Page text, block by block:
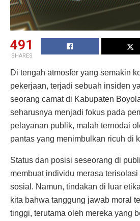
491
SHARES
Di tengah atmosfer yang semakin
pekerjaan, terjadi sebuah insiden
seorang camat di Kabupaten
seharusnya menjadi fokus pada
pelayanan publik, malah ternodai
pantas yang menimbulkan ricuh di
Status dan posisi seseorang di
membuat individu merasa
sosial. Namun, tindakan di luar
kita bahwa tanggung jawab moral
tinggi, terutama oleh mereka yang